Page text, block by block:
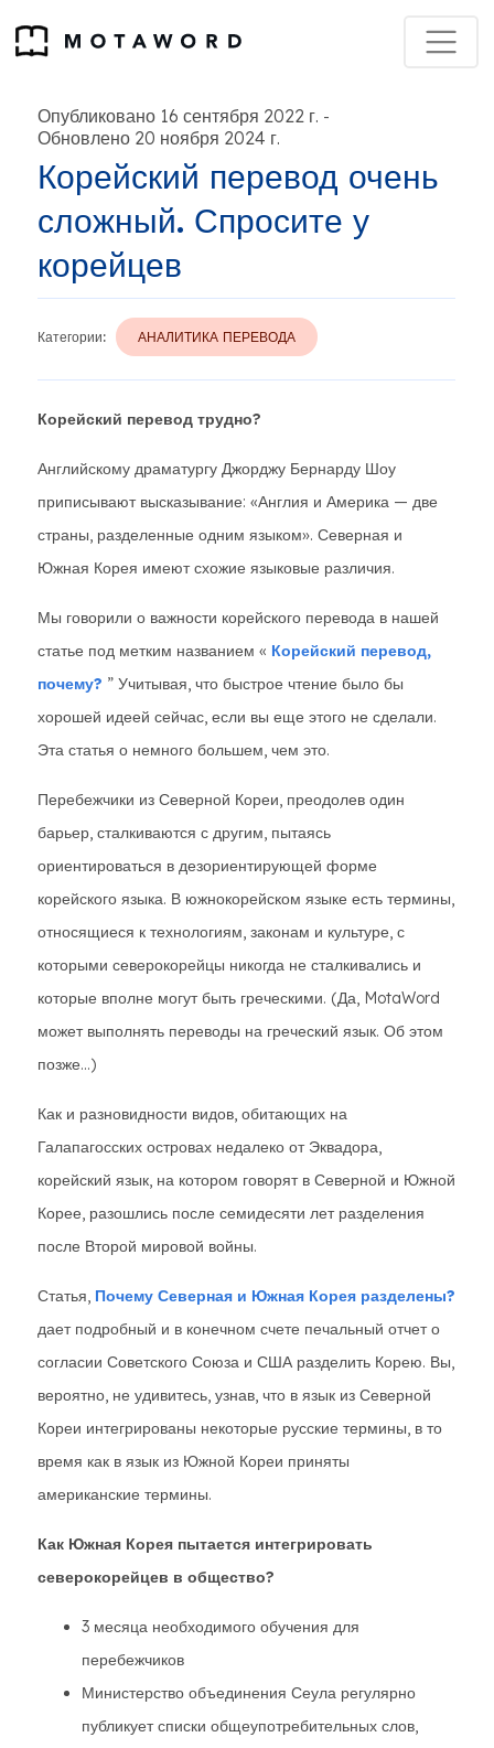
Опубликовано 16 сентября 2022 г. -
Обновлено 20 ноября 2024 г.
Корейский перевод очень
сложный. Спросите у
корейцев
Категории: АНАЛИТИКА ПЕРЕВОДА
Корейский перевод трудно?
Английскому драматургу Джорджу Бернарду Шоу
приписывают высказывание: «Англия и Америка — две
страны, разделенные одним языком». Северная и
Южная Корея имеют схожие языковые различия.
Мы говорили о важности корейского перевода в нашей
статье под метким названием « Корейский перевод,
почему? ” Учитывая, что быстрое чтение было бы
хорошей идеей сейчас, если вы еще этого не сделали.
Эта статья о немного большем, чем это.
Перебежчики из Северной Кореи, преодолев один
барьер, сталкиваются с другим, пытаясь
ориентироваться в дезориентирующей форме
корейского языка. В южнокорейском языке есть термины,
относящиеся к технологиям, законам и культуре, с
которыми северокорейцы никогда не сталкивались и
которые вполне могут быть греческими. (Да, MotaWord
может выполнять переводы на греческий язык. Об этом
позже...)
Как и разновидности видов, обитающих на
Галапагосских островах недалеко от Эквадора,
корейский язык, на котором говорят в Северной и Южной
Корее, разошлись после семидесяти лет разделения
после Второй мировой войны.
Статья, Почему Северная и Южная Корея разделены?
дает подробный и в конечном счете печальный отчет о
согласии Советского Союза и США разделить Корею. Вы,
вероятно, не удивитесь, узнав, что в язык из Северной
Кореи интегрированы некоторые русские термины, в то
время как в язык из Южной Кореи приняты
американские термины.
Как Южная Корея пытается интегрировать
северокорейцев в общество?
3 месяца необходимого обучения для
перебежчиков
Министерство объединения Сеула регулярно
публикует списки общеупотребительных слов,